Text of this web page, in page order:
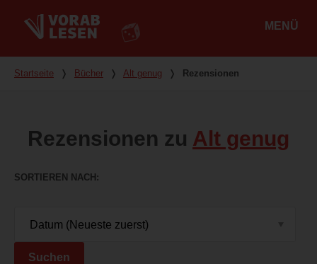
MENÜ
Du bist hier
Startseite ❭ Bücher ❭ Alt genug ❭ Rezensionen
Rezensionen zu Alt genug
SORTIEREN NACH
Suchen